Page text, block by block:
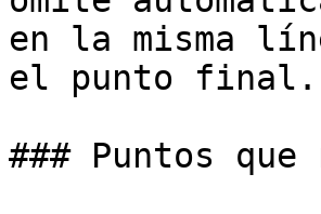
en la misma
el punto final.
### Puntos